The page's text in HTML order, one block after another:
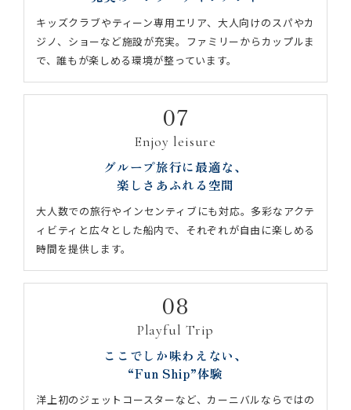
キッズクラブやティーン専用エリア、大人向けのスパやカ
ジノ、ショーなど施設が充実。ファミリーからカップルま
で、誰もが楽しめる環境が整っています。
07
Enjoy leisure
グループ旅行に最適な、
楽しさあふれる空間
大人数での旅行やインセンティブにも対応。多彩なアクテ
ィビティと広々とした船内で、それぞれが自由に楽しめる
時間を提供します。
08
Playful Trip
ここでしか味わえない、
“Fun Ship”体験
洋上初のジェットコースターなど、カーニバルならではの